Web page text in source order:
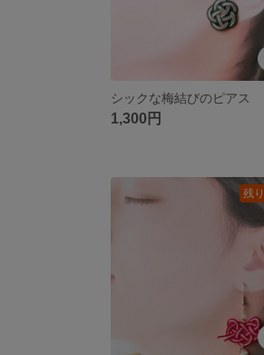
シックな梅結びのピアス
1,300円
残